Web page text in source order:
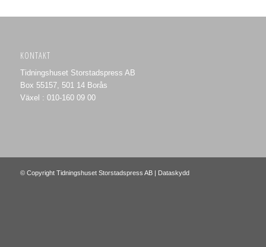
KONTAKT
Tidningshuset Storstadspress AB
Box 55157, 501 14 Borås
Växel : 010-160 09 00
© Copyright Tidningshuset Storstadspress AB | Dataskydd